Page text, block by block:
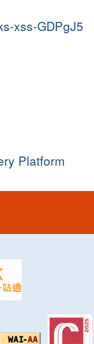
xss-GDPgJ5
Platform